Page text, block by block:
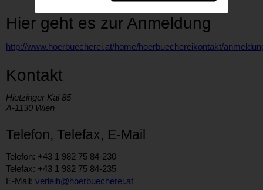
Hier geht es zur Anmeldung
http://www.hoerbuecherei.at/home/hoerbuechereikontakt/
Kontakt
Hietzinger Kai 85
A-1130 Wien
Telefon, Telefax, E-Mail
Telefon: +43 1 982 75 84-230
Telefax: +43 1 982 75 84-235
E-Mail: verleih@hoerbuecherei.at